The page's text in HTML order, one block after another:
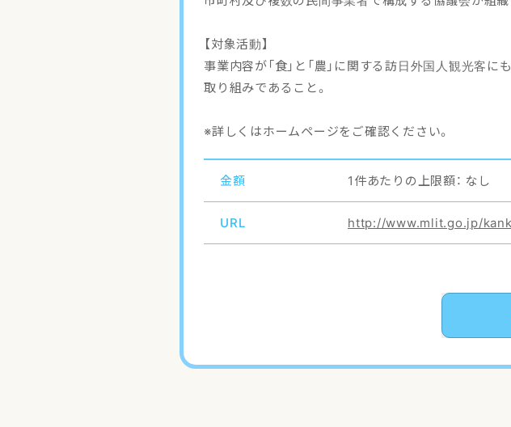
【対象活動】
事業内容が「食」と「農」に関する訪日外国人観光客
取り組みであること。
※詳しくはホームページをご確認ください。
金額 1件あたりの上限額： なし
URL http://www.mlit.go.jp/